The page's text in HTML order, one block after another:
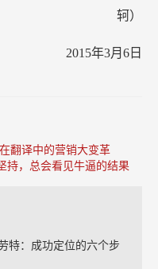
轲）
2015年3月6日
翻译中的营销大变革
持，总会看见牛逼的结果
特：成功定位的六个步